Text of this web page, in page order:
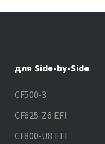
для Side-by-Side
CF500-3
CF625-Z6 EFI
CF800-U8 EFI